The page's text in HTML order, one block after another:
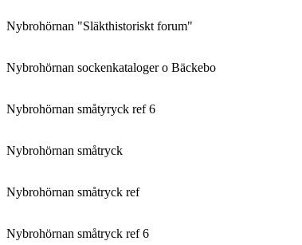
Nybrohörnan "Släkthistoriskt forum"
Nybrohörnan sockenkataloger o Bäckebo
Nybrohörnan småtyryck ref 6
Nybrohörnan småtryck
Nybrohörnan småtryck ref
Nybrohörnan småtryck ref 6